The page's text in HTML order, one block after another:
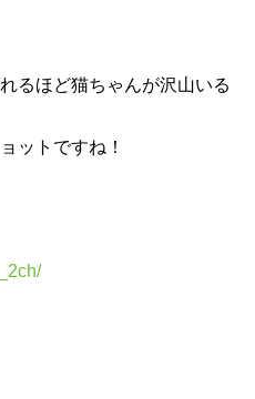
るほど猫ちゃんが沢山いる
ットですね！